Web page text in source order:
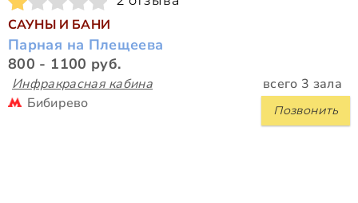
САУНЫ И БАНИ
Парная на Плещеева
800 - 1100 руб.
Инфракрасная кабина всего 3 зала
Позвонить
Бибирево